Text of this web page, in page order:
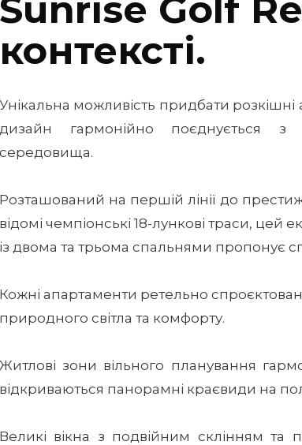
Sunrise Golf
контексті.
Унікальна можливість придбати
дизайн гармонійно поєднується
середовища.
Розташований на першій лінії до
відомі чемпіонські 18-лункові траси,
із двома та трьома спальнями пропонує
Кожні апартаменти ретельно
природного світла та комфорту.
Житлові зони вільного планування
відкриваються панорамні краєвиди на
Великі вікна з подвійним склінням та